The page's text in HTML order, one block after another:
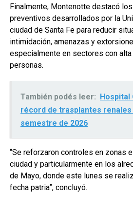
Finalmente, Montenotte destacó
preventivos desarrollados por la
ciudad de Santa Fe para reducir
intimidación, amenazas y
especialmente en sectores con
personas.
También podés leer:
Hospital
récord de trasplantes
semestre de 2026
“Se reforzaron controles en zonas
ciudad y particularmente en los
de Mayo, donde este lunes se
fecha patria”, concluyó.